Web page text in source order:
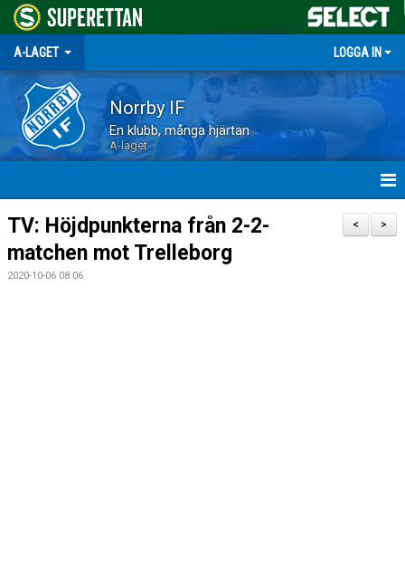
A-LAGET LOGGA IN
Norrby IF
En klubb, många hjärtan
A-laget
HEM
NYHETER
>
<
TV: Höjdpunkterna från 2-2-
matchen mot Trelleborg
2020-10-06 08:06